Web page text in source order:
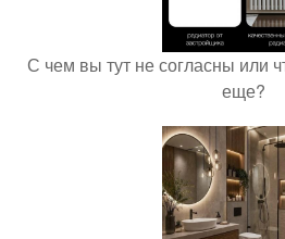
С чем вы тут не согласны или
еще?